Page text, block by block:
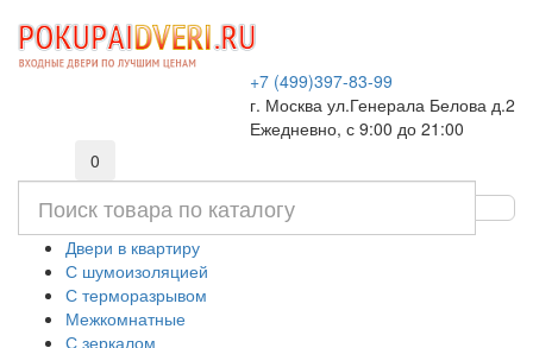
+7 (499)397-83-99
г. Москва ул.Генерала Белова д.2
Ежедневно, с 9:00 до 21:00
0
Двери в квартиру
С шумоизоляцией
С терморазрывом
Межкомнатные
С зеркалом